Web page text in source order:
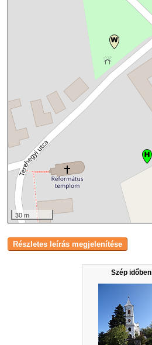
Szép időben
30 m